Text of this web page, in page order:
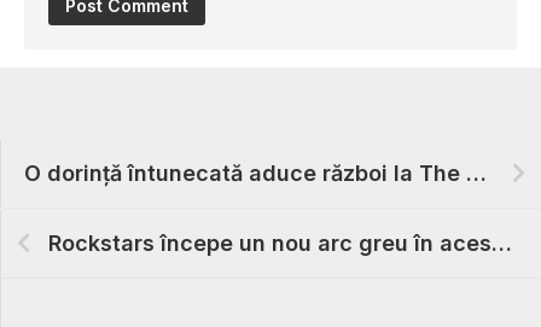
O dorință întunecată aduce război la The Forgotten Realms
Rockstars începe un nou arc greu în acest august